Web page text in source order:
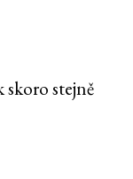
skoro stejně